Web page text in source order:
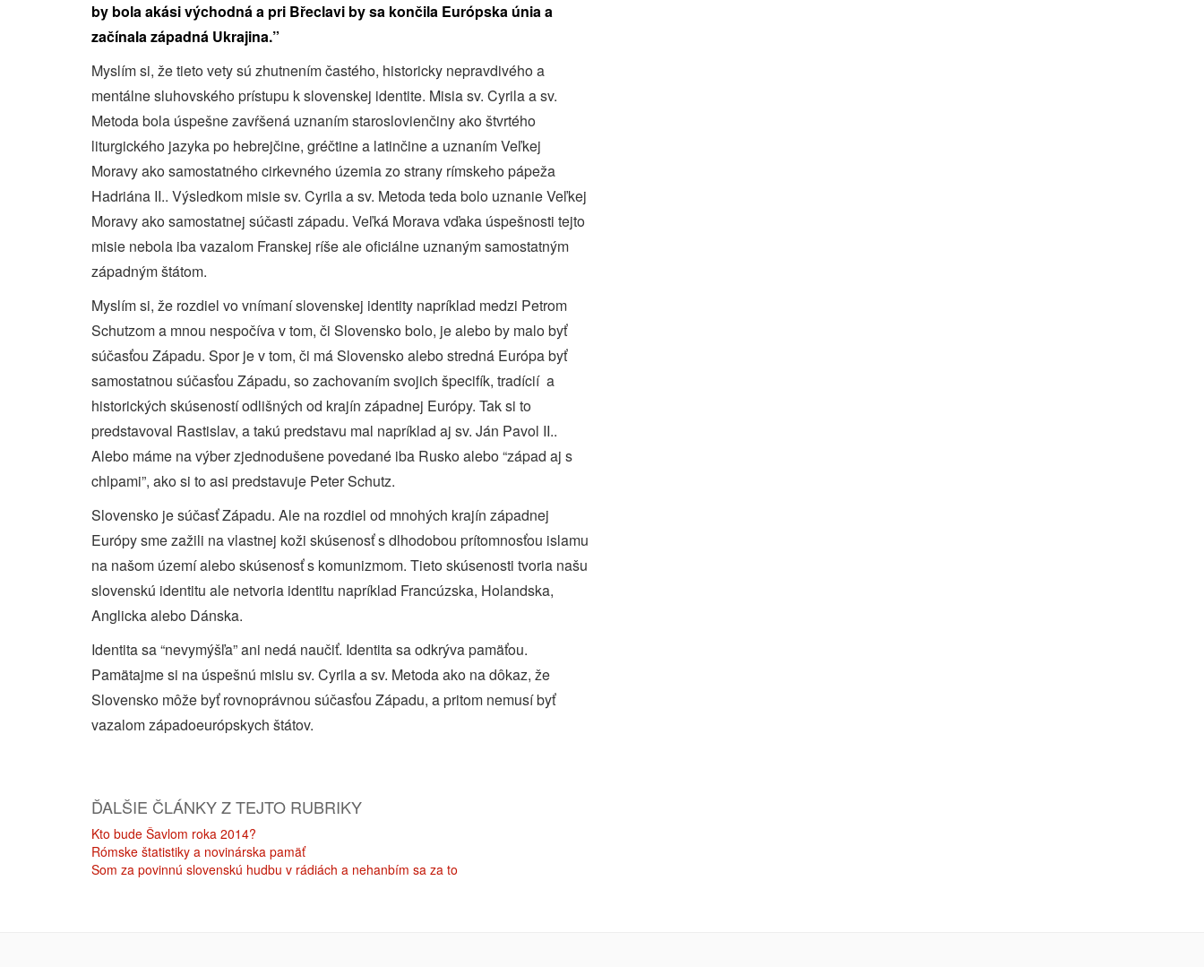
by bola akási východná a pri Břeclavi by sa končila Európska únia a
začínala západná Ukrajina.”
Myslím si, že tieto vety sú zhutnením častého, historicky nepravdivého a
mentálne sluhovského prístupu k slovenskej identite. Misia sv. Cyrila a sv.
Metoda bola úspešne zavŕšená uznaním staroslovienčiny ako štvrtého
liturgického jazyka po hebrejčine, gréčtine a latinčine a uznaním Veľkej
Moravy ako samostatného cirkevného územia zo strany rímskeho pápeža
Hadriána II.. Výsledkom misie sv. Cyrila a sv. Metoda teda bolo uznanie Veľkej
Moravy ako samostatnej súčasti západu. Veľká Morava vďaka úspešnosti tejto
misie nebola iba vazalom Franskej ríše ale oficiálne uznaným samostatným
západným štátom.
Myslím si, že rozdiel vo vnímaní slovenskej identity napríklad medzi Petrom
Schutzom a mnou nespočíva v tom, či Slovensko bolo, je alebo by malo byť
súčasťou Západu. Spor je v tom, či má Slovensko alebo stredná Európa byť
samostatnou súčasťou Západu, so zachovaním svojich špecifík, tradícií a
historických skúseností odlišných od krajín západnej Európy. Tak si to
predstavoval Rastislav, a takú predstavu mal napríklad aj sv. Ján Pavol II..
Alebo máme na výber zjednodušene povedané iba Rusko alebo “západ aj s
chlpami”, ako si to asi predstavuje Peter Schutz.
Slovensko je súčasť Západu. Ale na rozdiel od mnohých krajín západnej
Európy sme zažili na vlastnej koži skúsenosť s dlhodobou prítomnosťou islamu
na našom území alebo skúsenosť s komunizmom. Tieto skúsenosti tvoria našu
slovenskú identitu ale netvoria identitu napríklad Francúzska, Holandska,
Anglicka alebo Dánska.
Identita sa “nevymýšľa” ani nedá naučiť. Identita sa odkrýva pamäťou.
Pamätajme si na úspešnú misiu sv. Cyrila a sv. Metoda ako na dôkaz, že
Slovensko môže byť rovnoprávnou súčasťou Západu, a pritom nemusí byť
vazalom západoeurópskych štátov.
ĎALŠIE ČLÁNKY Z TEJTO RUBRIKY
Kto bude Šavlom roka 2014?
Rómske štatistiky a novinárska pamäť
Som za povinnú slovenskú hudbu v rádiách a nehanbím sa za to